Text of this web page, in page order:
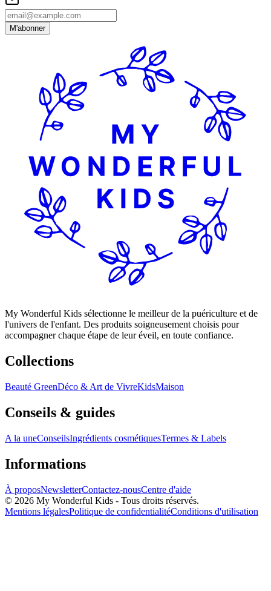
M'abonner
My Wonderful Kids sélectionne le meilleur de la puériculture et de
l'univers de l'enfant. Des produits soigneusement choisis pour
accompagner chaque étape de leur éveil, en toute confiance.
Collections
Beauté GreenDéco & Art de VivreKidsMaison
Conseils & guides
A la uneConseilsIngrédients cosmétiquesTermes & Labels
Informations
À proposNewsletterContactez-nousCentre d'aide
© 2026 My Wonderful Kids - Tous droits réservés.
Mentions légalesPolitique de confidentialitéConditions d'utilisation